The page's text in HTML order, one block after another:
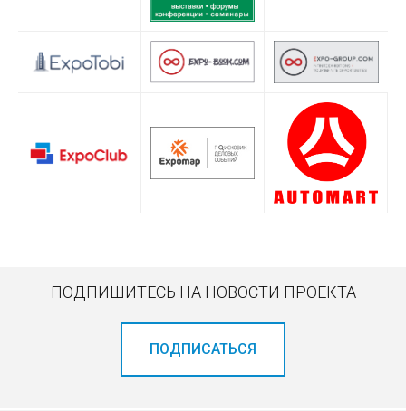
ПОДПИШИТЕСЬ НА НОВОСТИ ПРОЕКТА
ПОДПИСАТЬСЯ